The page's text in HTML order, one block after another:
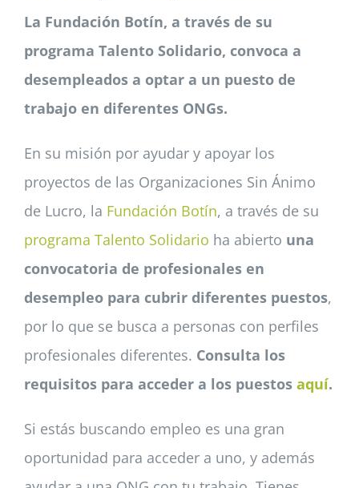
Colabora
Asóciate
La Fundación Botín, a través de su
programa Talento Solidario, convoca a
desempleados a optar a un puesto de
trabajo en diferentes ONGs.
En su misión por ayudar y apoyar los
proyectos de las Organizaciones Sin Ánimo
de Lucro, la Fundación Botín, a través de su
programa Talento Solidario ha abierto una
convocatoria de profesionales en
desempleo para cubrir diferentes puestos,
por lo que se busca a personas con perfiles
profesionales diferentes. Consulta los
requisitos para acceder a los puestos aquí.
Si estás buscando empleo es una gran
oportunidad para acceder a uno, y además